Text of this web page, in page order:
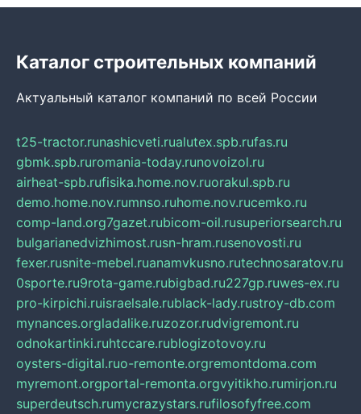
Каталог строительных компаний
Актуальный каталог компаний по всей России
t25-tractor.runashicveti.rualutex.spb.rufas.ru
gbmk.spb.ruromania-today.runovoizol.ru
airheat-spb.rufisika.home.nov.ruorakul.spb.ru
demo.home.nov.rumnso.ruhome.nov.rucemko.ru
comp-land.org7gazet.rubicom-oil.rusuperiorsearch.ru
bulgarianedvizhimost.rusn-hram.rusenovosti.ru
fexer.rusnite-mebel.ruanamvkusno.rutechnosaratov.ru
0sporte.ru9rota-game.rubigbad.ru227gp.ruwes-ex.ru
pro-kirpichi.ruisraelsale.rublack-lady.rustroy-db.com
mynances.orgladalike.ruzozor.rudvigremont.ru
odnokartinki.ruhtccare.rublogizotovoy.ru
oysters-digital.ruo-remonte.orgremontdoma.com
myremont.orgportal-remonta.orgvyitikho.rumirjon.ru
superdeutsch.rumycrazystars.rufilosofyfree.com